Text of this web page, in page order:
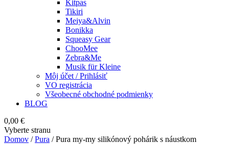
Kitpas
Tikiri
Meiya&Alvin
Bonikka
Squeasy Gear
ChooMee
Zebra&Me
Musik für Kleine
Môj účet / Prihlásiť
VO registrácia
Všeobecné obchodné podmienky
BLOG
0,00 €
Vyberte stranu
Domov /Pura / Pura my-my silikónový pohárik s náustkom